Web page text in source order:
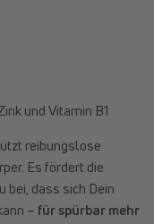
und Vitamin B1
reibungslose
Es fördert die
bei, dass sich Dein
– für spürbar mehr